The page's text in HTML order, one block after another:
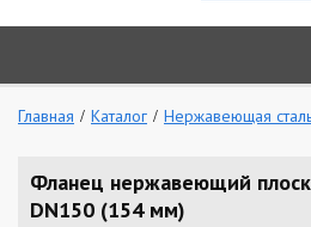
Главная Каталог Нержавеющая
Фланец нержавеющий
DN150 (154 мм)